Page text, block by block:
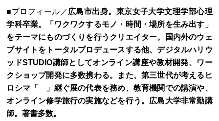
■プロフィール／広島市出身。東京女子大学文理学部心理
学科卒業。「ワクワクするモノ・時間・場所を生み出す」
をテーマにものづくりを行うクリエイター。国内外のウェ
ブサイトをトータルプロデュースする他、デジタルハリウ
ッドSTUDIO講師としてオンライン講座や教材開発、ワー
クショップ開発に多数携わる。また、第三世代が考えるヒ
ロシマ「 」継ぐ展の代表を務め、教育機関での講演や、
オンライン修学旅行の実施などを行う。広島大学非常勤講
師。著書多数。